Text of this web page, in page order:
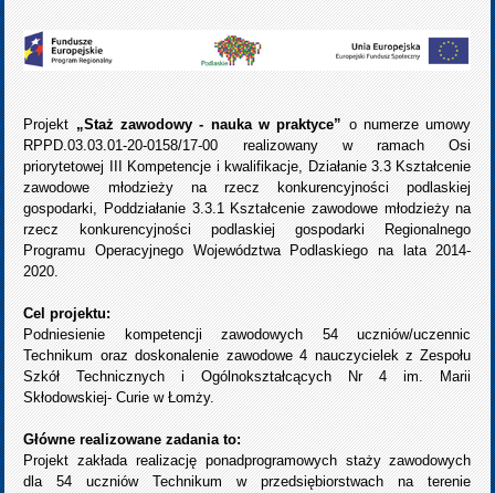
Projekt „Staż zawodowy - nauka w praktyce” o numerze umowy
RPPD.03.03.01-20-0158/17-00 realizowany w ramach Osi
priorytetowej III Kompetencje i kwalifikacje, Działanie 3.3 Kształcenie
zawodowe młodzieży na rzecz konkurencyjności podlaskiej
gospodarki, Poddziałanie 3.3.1 Kształcenie zawodowe młodzieży na
rzecz konkurencyjności podlaskiej gospodarki Regionalnego
Programu Operacyjnego Województwa Podlaskiego na lata 2014-
2020.
Cel projektu:
Podniesienie kompetencji zawodowych 54 uczniów/uczennic
Technikum oraz doskonalenie zawodowe 4 nauczycielek z Zespołu
Szkół Technicznych i Ogólnokształcących Nr 4 im. Marii
Skłodowskiej- Curie w Łomży.
Główne realizowane zadania to:
Projekt zakłada realizację ponadprogramowych staży zawodowych
dla 54 uczniów Technikum w przedsiębiorstwach na terenie